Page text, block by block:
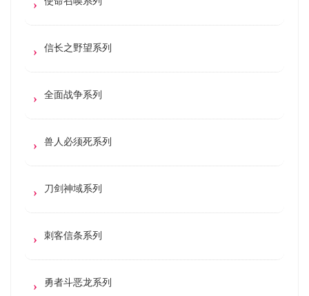
信长之野望系列
全面战争系列
兽人必须死系列
刀剑神域系列
刺客信条系列
勇者斗恶龙系列